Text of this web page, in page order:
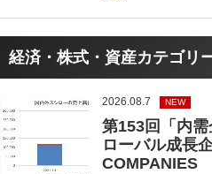
経済・株式・資産カテゴリ
2026.08.7 NEW
第153回「内
ローバル成長
COMPANIES